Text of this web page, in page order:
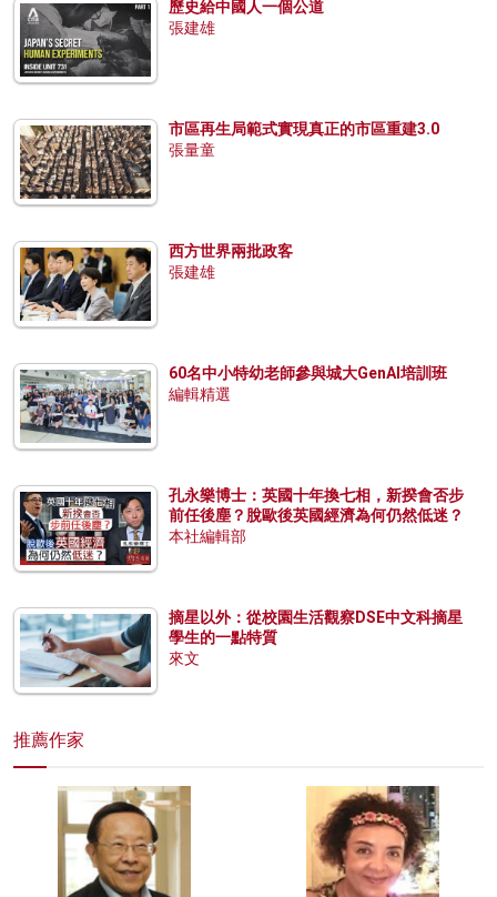
歷史給中國人一個公道
張建雄
市區再生局範式實現真正的市區重建3.0
張量童
西方世界兩批政客
張建雄
60名中小特幼老師參與城大GenAI培訓班
編輯精選
孔永樂博士：英國十年換七相，新揆會否步
前任後塵？脫歐後英國經濟為何仍然低迷？
本社編輯部
摘星以外：從校園生活觀察DSE中文科摘星
學生的一點特質
來文
推薦作家